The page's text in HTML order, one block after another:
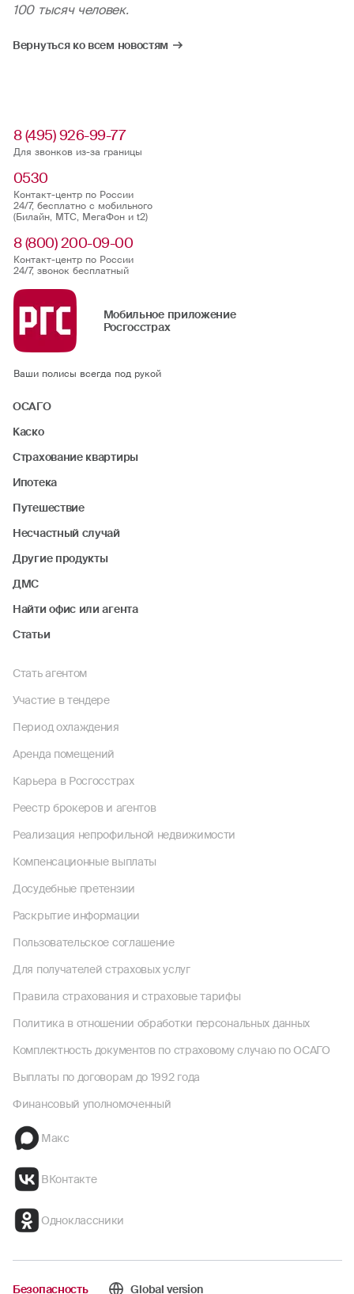
100 тысяч человек.
Вернуться ко всем новостям
8 (495) 926-99-77
Для звонков из-за границы
0530
Контакт-центр по России
24/7, бесплатно с мобильного
(Билайн, МТС, МегаФон и t2)
8 (800) 200-09-00
Контакт-центр по России
24/7, звонок бесплатный
Мобильное приложение
Росгосстрах
Ваши полисы всегда под рукой
ОСАГО
Каско
Страхование квартиры
Ипотека
Путешествие
Несчастный случай
Другие продукты
ДМС
Найти офис или агента
Статьи
Стать агентом
Участие в тендере
Период охлаждения
Аренда помещений
Карьера в Росгосстрах
Реестр брокеров и агентов
Реализация непрофильной недвижимости
Компенсационные выплаты
Досудебные претензии
Раскрытие информации
Пользовательское соглашение
Для получателей страховых услуг
Правила страхования и страховые тарифы
Политика в отношении обработки персональных данных
Комплектность документов по страховому случаю по ОСАГО
Выплаты по договорам до 1992 года
Финансовый уполномоченный
Макс
ВКонтакте
Одноклассники
Безопасность Global version